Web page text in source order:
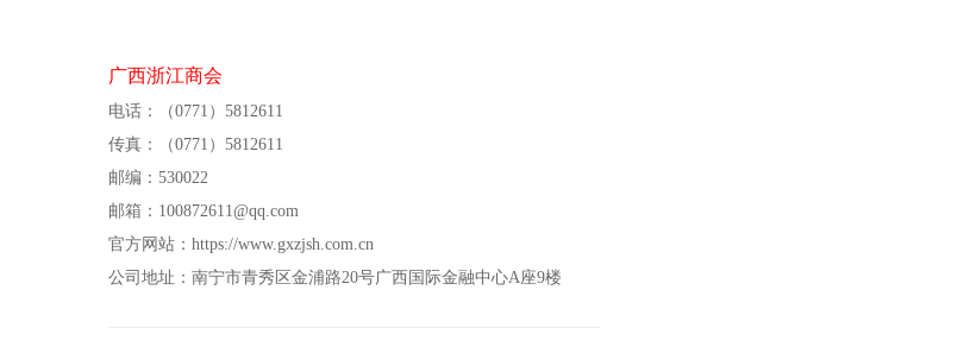
广西浙江商会
电话：
（0771）5812611
传真：
（0771）5812611
邮编： 530022
邮箱：100872611@qq.com
官方网站：https://www.gxzjsh.com.cn
公司地址： 南宁市青秀区金浦路20号广西国际金融中心A座9楼